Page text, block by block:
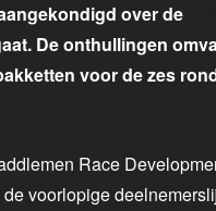
over de
De onthullingen
voor de zes
Race
voorlopige